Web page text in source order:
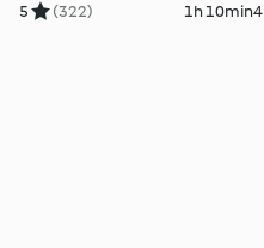
5 (322) 1h 10min4